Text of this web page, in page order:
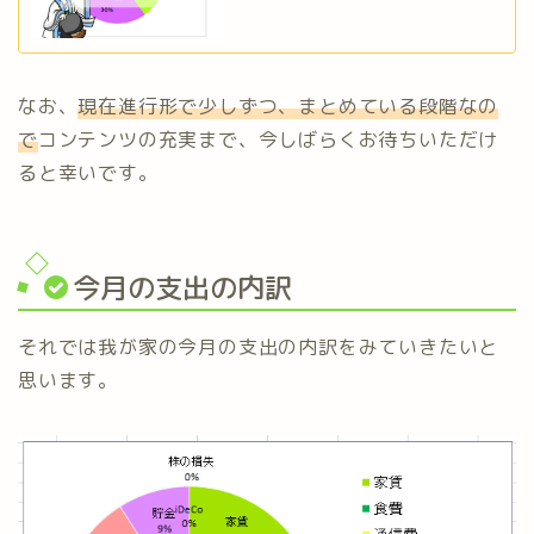
なお、現在進行形で少しずつ、まとめている段階なの
でコンテンツの充実まで、今しばらくお待ちいただけ
ると幸いです。
今月の支出の内訳
それでは我が家の今月の支出の内訳をみていきたいと
思います。